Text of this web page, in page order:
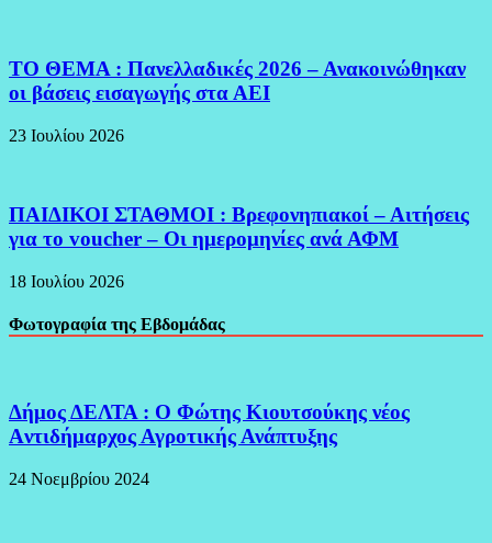
ΤΟ ΘΕΜΑ : Πανελλαδικές 2026 – Ανακοινώθηκαν
οι βάσεις εισαγωγής στα ΑΕΙ
23 Ιουλίου 2026
ΠΑΙΔΙΚΟΙ ΣΤΑΘΜΟΙ : Βρεφονηπιακοί – Αιτήσεις
για το voucher – Οι ημερομηνίες ανά ΑΦΜ
18 Ιουλίου 2026
Φωτογραφία της Εβδομάδας
Δήμος ΔΕΛΤΑ : Ο Φώτης Κιουτσούκης νέος
Aντιδήμαρχος Αγροτικής Ανάπτυξης
24 Νοεμβρίου 2024